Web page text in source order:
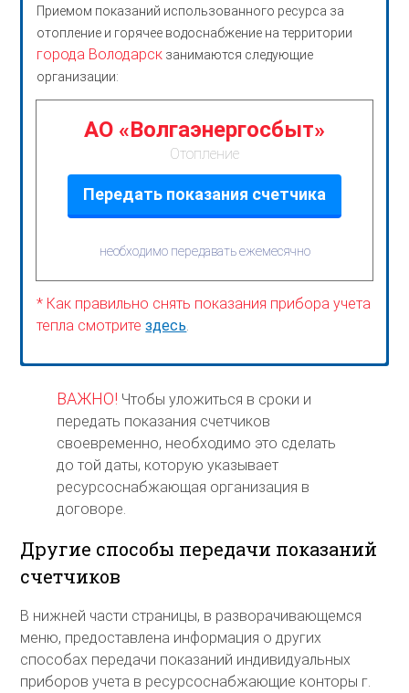
Приемом показаний использованного ресурса за
отопление и горячее водоснабжение на территории
города Володарск занимаются следующие
организации:
АО «Волгаэнергосбыт»
Отопление
Передать показания счетчика
необходимо передавать ежемесячно
* Как правильно снять показания прибора учета
тепла смотритездесь
ВАЖНО! Чтобы уложиться в сроки и
передать показания счетчиков
своевременно, необходимо это сделать
до той даты, которую указывает
ресурсоснабжающая организация в
договоре.
Другие способы передачи показаний
счетчиков
В нижней части страницы, в разворачивающемся
меню, предоставлена информация о других
способах передачи показаний индивидуальных
приборов учета в ресурсоснабжающие конторы г.